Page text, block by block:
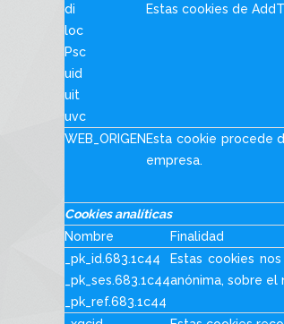
di
loc
Psc
uid
uit
uvc
Estas cookies de
WEB_ORIGENEsta cookie procede
empresa.
Cookies analíticas
Nombre
Finalidad
_pk_id.683.1c44
_pk_ses.683.1c44
_pk_ref.683.1c44
Estas cookies
anónima, sobre el